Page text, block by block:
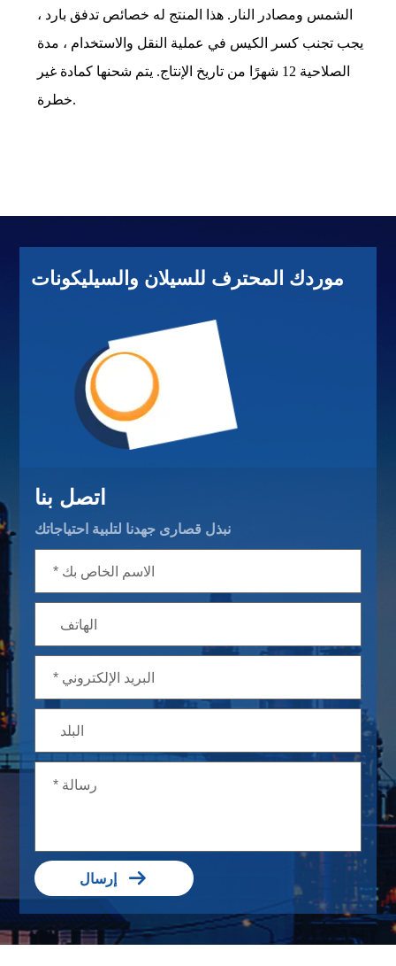
الشمس ومصادر النار. هذا المنتج له خصائص تدفق بارد ،
يجب تجنب كسر الكيس في عملية النقل والاستخدام ، مدة
الصلاحية 12 شهرًا من تاريخ الإنتاج. يتم شحنها كمادة غير
خطرة.
موردك المحترف للسيلان والسيليكونات
اتصل بنا
نبذل قصارى جهدنا لتلبية احتياجاتك
إرسال 